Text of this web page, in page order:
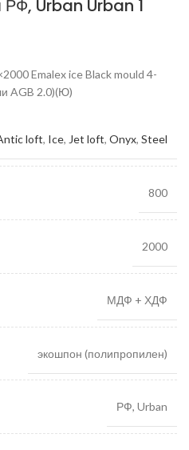
РФ, Urban Urban 1
Emalex ice Black mould 4-
AGB 2.0)(Ю)
loft, Ice, Jet loft, Onyx, Steel
800
2000
МДФ + ХДФ
экошпон (полипропилен)
РФ, Urban